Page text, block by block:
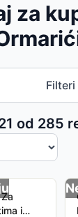
za
Filteri
od 285
i